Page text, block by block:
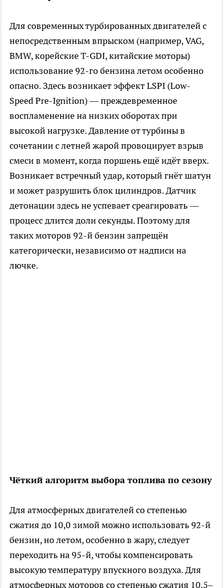
Для современных турбированных двигателей с
непосредственным впрыском (например, VAG,
BMW, корейские T-GDI, китайские моторы)
использование 92-го бензина летом особенно
опасно. Здесь возникает эффект LSPI (Low-
Speed Pre-Ignition) — преждевременное
воспламенение на низких оборотах при
высокой нагрузке. Давление от турбины в
сочетании с летней жарой провоцирует взрыв
смеси в момент, когда поршень ещё идёт вверх.
Возникает встречный удар, который гнёт шатун
и может разрушить блок цилиндров. Датчик
детонации здесь не успевает среагировать —
процесс длится доли секунды. Поэтому для
таких моторов 92-й бензин запрещён
категорически, независимо от надписи на
лючке.
Чёткий алгоритм выбора топлива по сезону
Для атмосферных двигателей со степенью
сжатия до 10,0 зимой можно использовать 92-й
бензин, но летом, особенно в жару, следует
переходить на 95-й, чтобы компенсировать
высокую температуру впускного воздуха. Для
атмосферных моторов со степенью сжатия 10,5–